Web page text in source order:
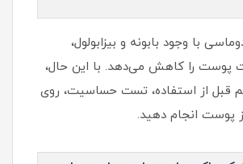
با وجود بابونه و بیزابولول،
پوست را کاهش می‌دهد. با این حال،
قبل از استفاده، تست حساسیت، روی
پوست انجام دهید.